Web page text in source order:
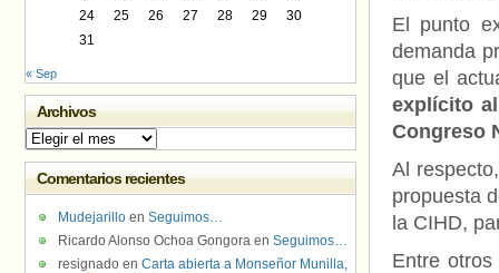
El punto
demanda
que el
explícito
Congreso
Al
propuesta
la CIHD,
Entre
24
25 26 27 28 29
30
31
« Sep
Archivos
Archivos
Comentarios recientes
Mudejarillo en Seguimos…
Ricardo Alonso Ochoa Gongora en Seguimos…
resignado en Carta abierta a Monseñor Munilla,